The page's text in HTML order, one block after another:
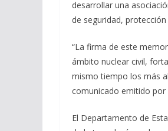
desarrollar una
de seguridad,
“La firma de este
ámbito nuclear civil,
mismo tiempo los más
comunicado emitido por
El Departamento de